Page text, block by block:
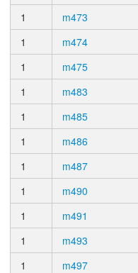
1
m473
1
m474
1
m475
1
m483
1
m485
1
m486
1
m487
1
m490
1
m491
1
m493
1
m497